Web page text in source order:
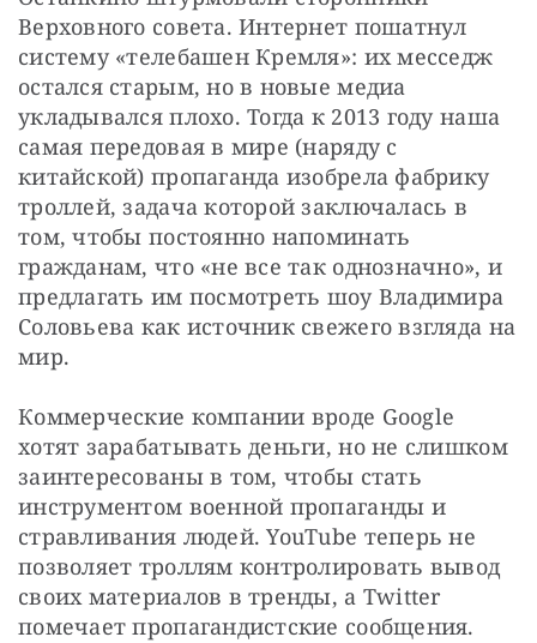
Верховного совета. Интернет пошатнул
систему «телебашен Кремля»: их месседж
остался старым, но в новые медиа
укладывался плохо. Тогда к 2013 году наша
самая передовая в мире (наряду с
китайской) пропаганда изобрела фабрику
троллей, задача которой заключалась в
том, чтобы постоянно напоминать
гражданам, что «не все так однозначно», и
предлагать им посмотреть шоу Владимира
Соловьева как источник свежего взгляда на
мир.
Коммерческие компании вроде Google
хотят зарабатывать деньги, но не слишком
заинтересованы в том, чтобы стать
инструментом военной пропаганды и
стравливания людей. YouTube теперь не
позволяет троллям контролировать вывод
своих материалов в тренды, а Twitter
помечает пропагандистские сообщения.